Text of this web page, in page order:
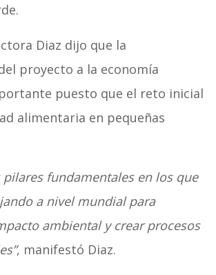
Diaz dijo que la
proyecto a la economía
puesto que el reto inicial
alimentaria en pequeñas
pilares fundamentales en los que
a nivel mundial para
ambiental y crear procesos
, manifestó Diaz.